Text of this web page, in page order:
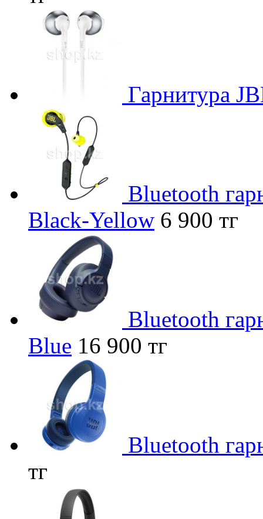
Гарнитура
Bluetooth
Black-Yellow 6 900 тг
Bluetooth
Blue 16 900 тг
Bluetooth
тг